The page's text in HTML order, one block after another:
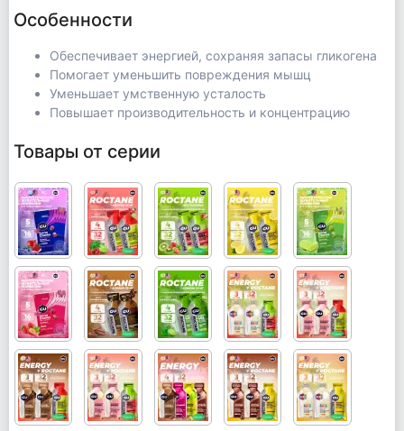
Особенности
Обеспечивает энергией, сохраняя запасы гликогена
Помогает уменьшить повреждения мышц
Уменьшает умственную усталость
Повышает производительность и концентрацию
Товары от серии